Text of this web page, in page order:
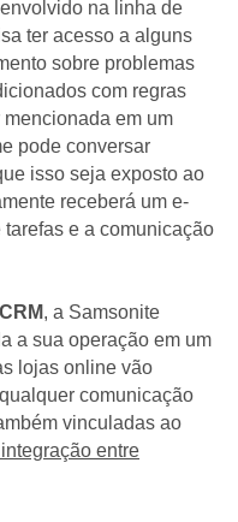
na linha de
ter acesso a alguns
sobre problemas
com regras
em um
pode conversar
isso seja exposto ao
receberá um e-
e a comunicação
, a Samsonite
a sua operação em um
lojas online vão
comunicação
vinculadas ao
entre